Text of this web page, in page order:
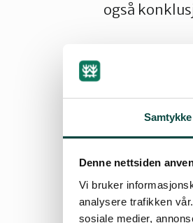
Samtykke
Denne nettsiden
Vi bruker
analysere trafikken
sosiale medier,
også
BT-